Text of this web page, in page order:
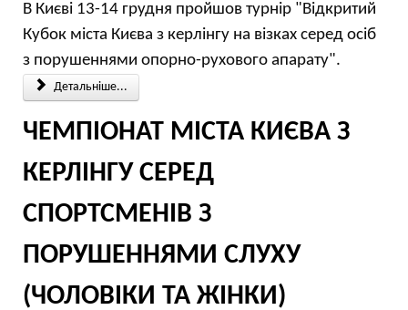
В Києві 13-14 грудня пройшов турнір "Відкритий
Кубок міста Києва з керлінгу на візках серед осіб
з порушеннями опорно-рухового апарату".
Детальніше...
ЧЕМПІОНАТ МІСТА КИЄВА З
КЕРЛІНГУ СЕРЕД
СПОРТСМЕНІВ З
ПОРУШЕННЯМИ СЛУХУ
(ЧОЛОВІКИ ТА ЖІНКИ)